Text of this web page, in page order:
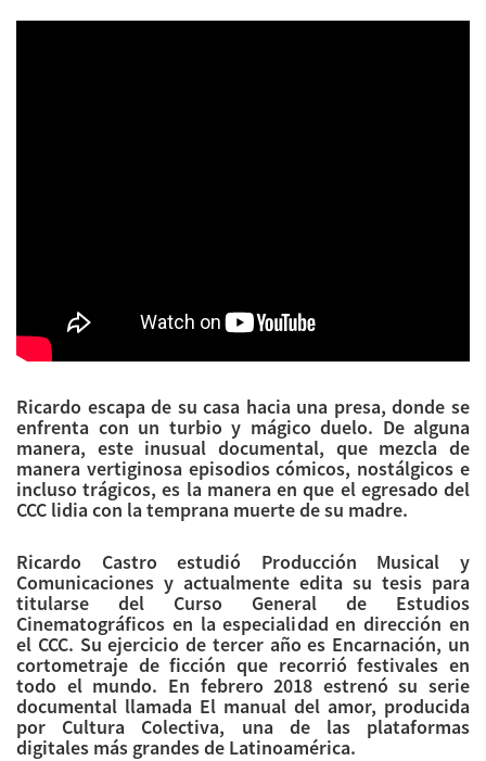
Ricardo escapa de su casa hacia una presa, donde se
enfrenta con un turbio y mágico duelo. De alguna
manera, este inusual documental, que mezcla de
manera vertiginosa episodios cómicos, nostálgicos e
incluso trágicos, es la manera en que el egresado del
CCC lidia con la temprana muerte de su madre.
Ricardo Castro estudió Producción Musical y
Comunicaciones y actualmente edita su tesis para
titularse del Curso General de Estudios
Cinematográficos en la especialidad en dirección en
el CCC. Su ejercicio de tercer año es Encarnación, un
cortometraje de ficción que recorrió festivales en
todo el mundo. En febrero 2018 estrenó su serie
documental llamada El manual del amor, producida
por Cultura Colectiva, una de las plataformas
digitales más grandes de Latinoamérica.